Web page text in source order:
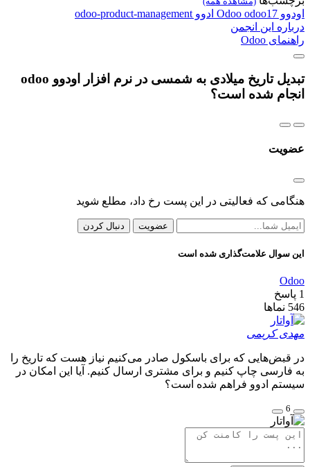
اودوو Odoo odoo17 ادوو odoo-product-management
درباره این انجمن
راهنمای Odoo
تبدیل تاریخ میلادی به شمسی در نرم افزار اودوو odoo
انجام شده است؟
عضویت
هنگامی که فعالیتی در این پست رخ داد، مطلع شوید
عضویت دنبال کردن
این سوال علامت‌گذاری شده است
Odoo
1 پاسخ
546 نماها
مهدی کریمی
در قبض‌هایی که برای باسکول صادر می‌کنیم نیاز هست که تاریخ را
به فارسی چاپ کنیم و برای مشتری ارسال کنیم. آیا این امکان در
سیستم ادوو فراهم شده است؟
6